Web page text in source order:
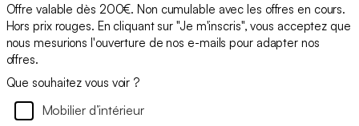
Offre valable dès 200€. Non cumulable avec les offres en cours.
Hors prix rouges. En cliquant sur "Je m'inscris", vous acceptez que
nous mesurions l'ouverture de nos e-mails pour adapter nos
offres.
Que souhaitez vous voir ?
Mobilier d’intérieur